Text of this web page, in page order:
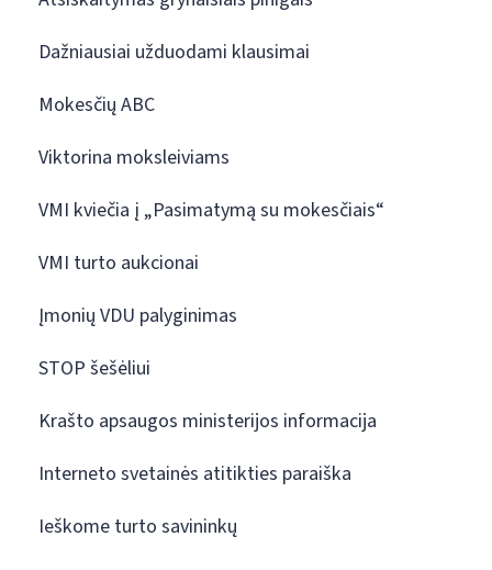
Dažniausiai užduodami klausimai
Mokesčių ABC
Viktorina moksleiviams
VMI kviečia į „Pasimatymą su mokesčiais“
VMI turto aukcionai
Įmonių VDU palyginimas
STOP šešėliui
Krašto apsaugos ministerijos informacija
Interneto svetainės atitikties paraiška
Ieškome turto savininkų